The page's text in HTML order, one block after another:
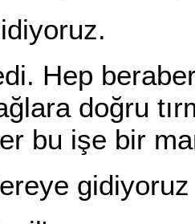
beraber
doğru
bu işe bir
gidiyoruz